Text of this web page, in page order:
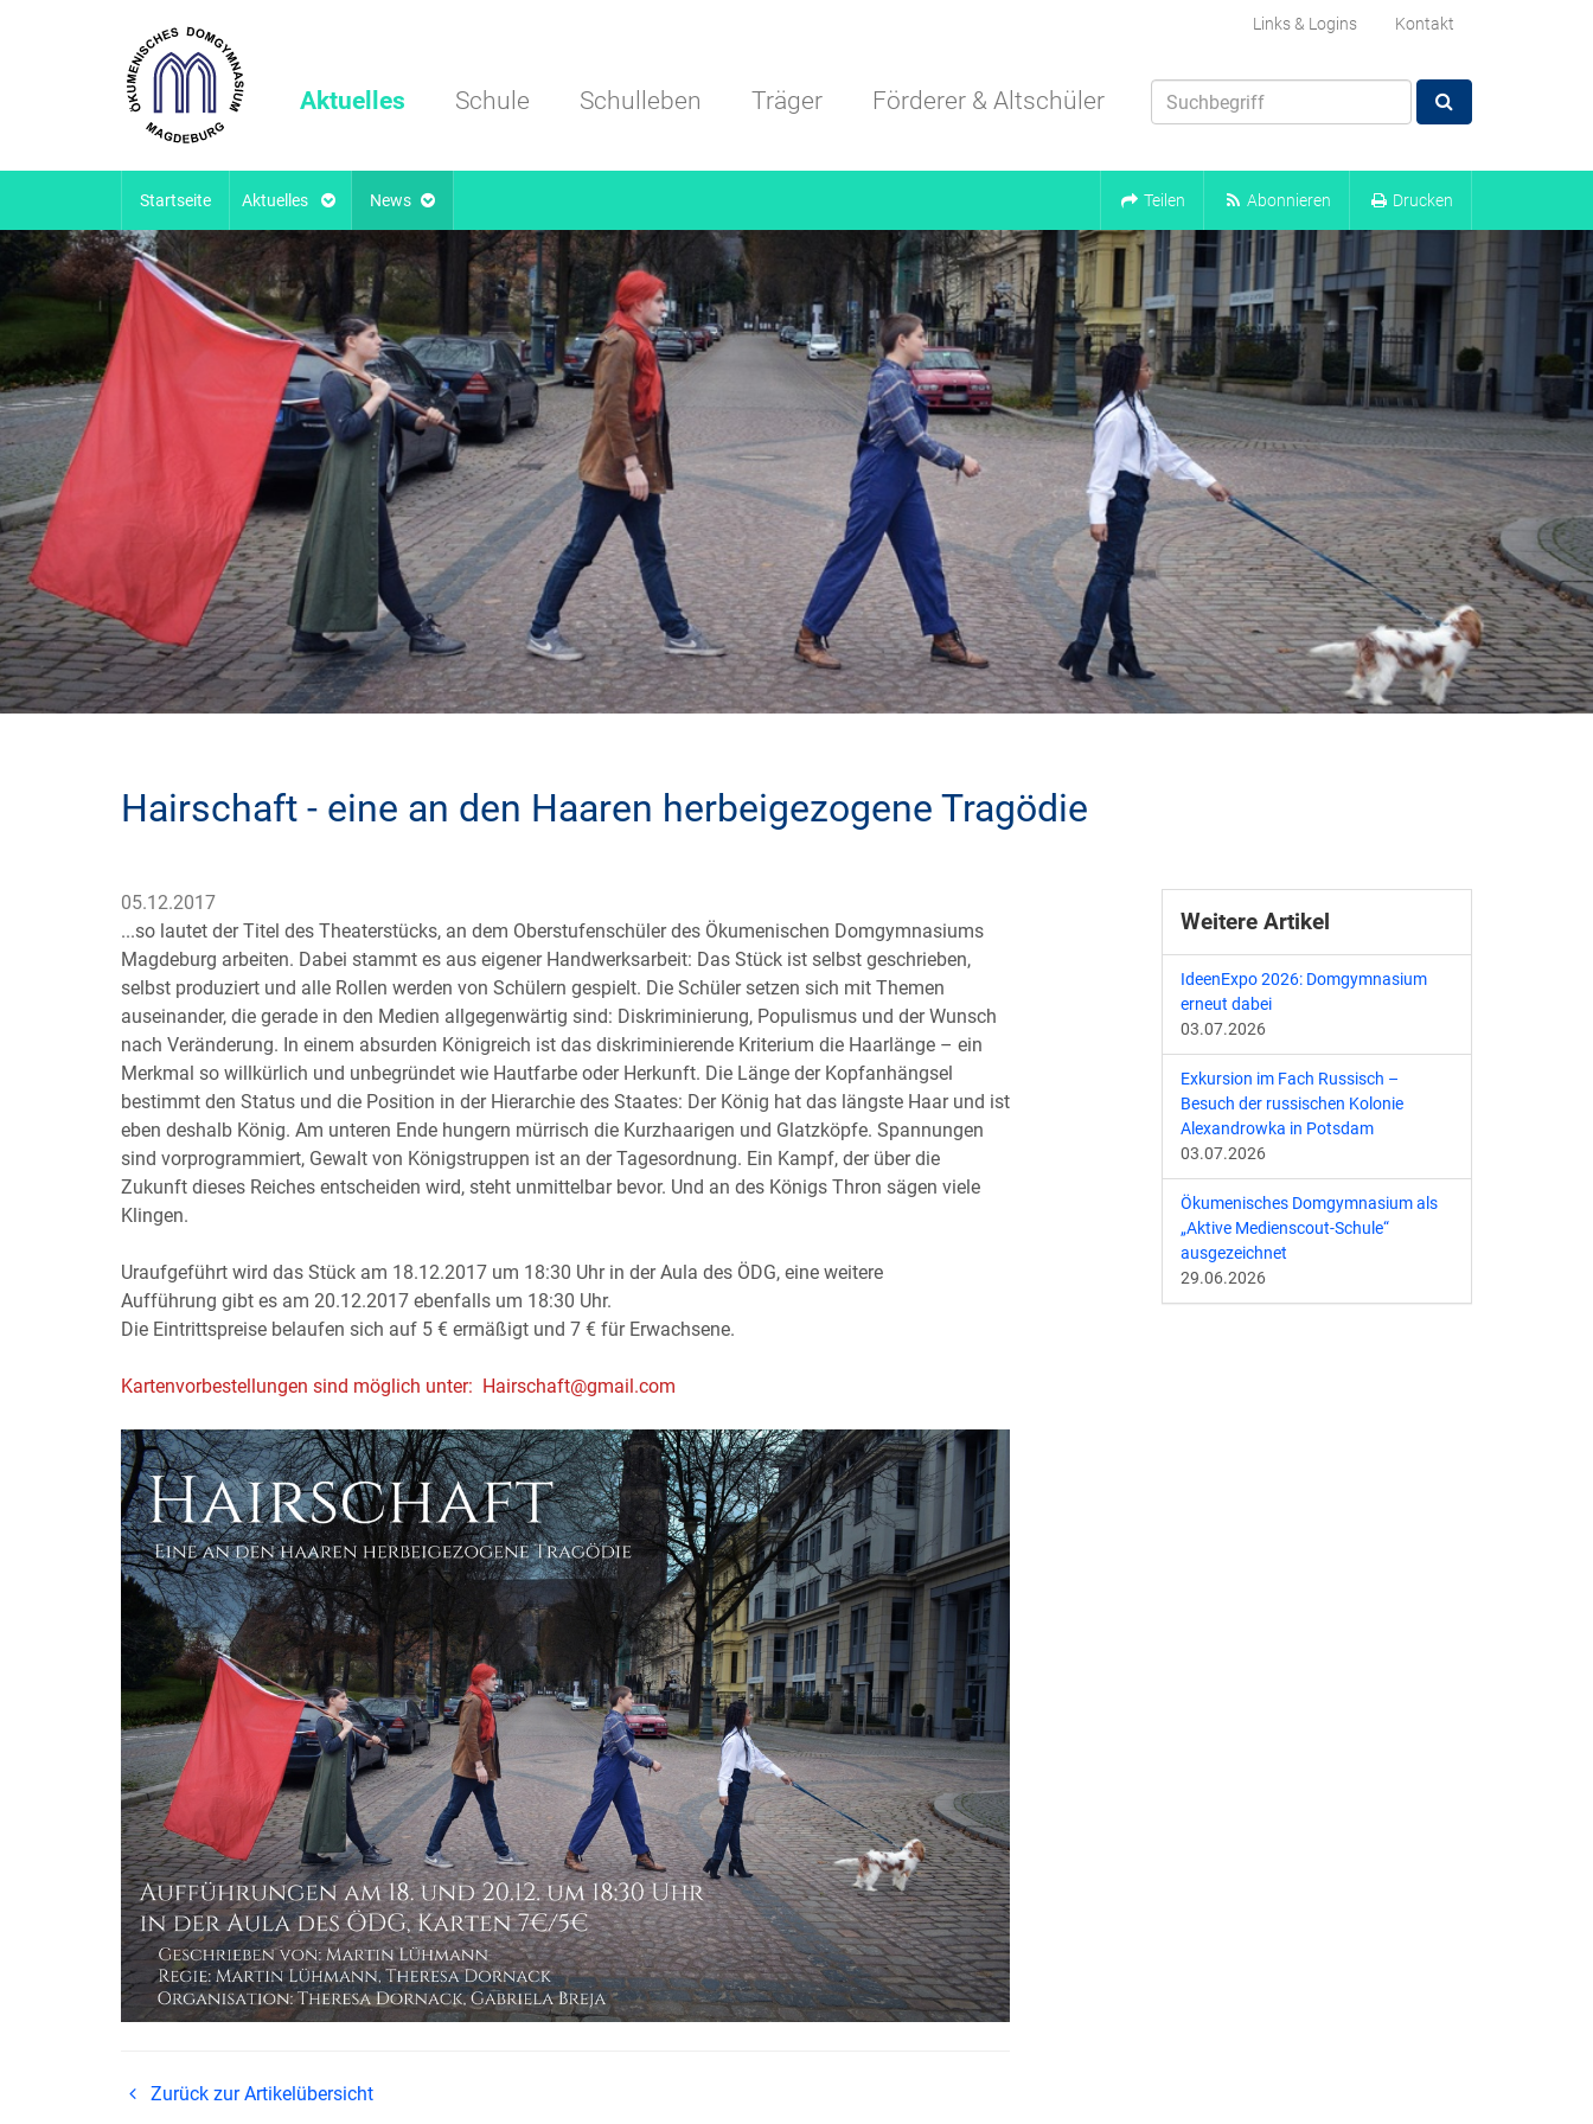
Links & Logins Kontakt
Aktuelles Schule Schulleben Träger Förderer & Altschüler
Startseite Aktuelles News Teilen Abonnieren Drucken
Hairschaft - eine an den Haaren herbeigezogene Tragödie
05.12.2017
...so lautet der Titel des Theaterstücks, an dem Oberstufenschüler des Ökumenischen Domgymnasiums
Magdeburg arbeiten. Dabei stammt es aus eigener Handwerksarbeit: Das Stück ist selbst geschrieben,
selbst produziert und alle Rollen werden von Schülern gespielt. Die Schüler setzen sich mit Themen
auseinander, die gerade in den Medien allgegenwärtig sind: Diskriminierung, Populismus und der Wunsch
nach Veränderung. In einem absurden Königreich ist das diskriminierende Kriterium die Haarlänge – ein
Merkmal so willkürlich und unbegründet wie Hautfarbe oder Herkunft. Die Länge der Kopfanhängsel
bestimmt den Status und die Position in der Hierarchie des Staates: Der König hat das längste Haar und ist
eben deshalb König. Am unteren Ende hungern mürrisch die Kurzhaarigen und Glatzköpfe. Spannungen
sind vorprogrammiert, Gewalt von Königstruppen ist an der Tagesordnung. Ein Kampf, der über die
Zukunft dieses Reiches entscheiden wird, steht unmittelbar bevor. Und an des Königs Thron sägen viele
Klingen.
Uraufgeführt wird das Stück am 18.12.2017 um 18:30 Uhr in der Aula des ÖDG, eine weitere
Aufführung gibt es am 20.12.2017 ebenfalls um 18:30 Uhr.
Die Eintrittspreise belaufen sich auf 5 € ermäßigt und 7 € für Erwachsene.
Kartenvorbestellungen sind möglich unter: Hairschaft@gmail.com
Zurück zur Artikelübersicht
Weitere Artikel
IdeenExpo 2026: Domgymnasium
erneut dabei
03.07.2026
Exkursion im Fach Russisch –
Besuch der russischen Kolonie
Alexandrowka in Potsdam
03.07.2026
Ökumenisches Domgymnasium als
„Aktive Medienscout-Schule“
ausgezeichnet
29.06.2026